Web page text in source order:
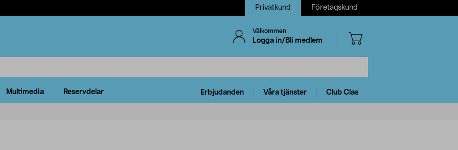
Privatkund Företagskund
Välkommen
Logga in/Bli medlem
Multimedia Reservdelar Erbjudanden Våra tjänster Club Clas